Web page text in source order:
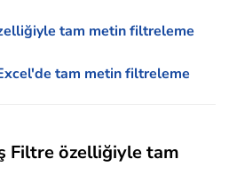
tam metin filtreleme
tam metin filtreleme
Filtre özelliğiyle tam